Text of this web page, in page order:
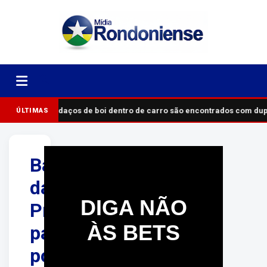
ÚLTIMASPedaços de boi dentro de carro são encontrados com
Bailarina
da
Praça
passa
por
DIGA NÃO
ÀS BETS